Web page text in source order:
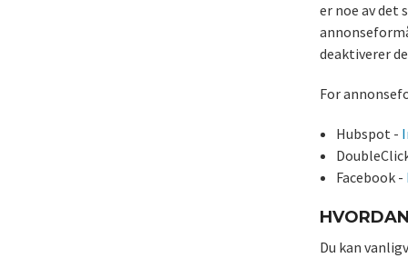
er noe av det
deaktiverer
For
Hubspot -
Facebook -
Du kan